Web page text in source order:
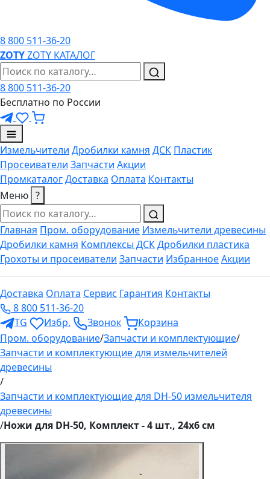
8 800 511-36-20
ZOTYZOTY КАТАЛОГ
8 800 511-36-20
Бесплатно по России
Измельчители Дробилки камня ДСК Пластик
Просеиватели Запчасти Акции
ПромкаталогДоставка Оплата Контакты
Меню ?
Главная Пром. оборудование Измельчители древесины
Дробилки камня Комплексы ДСКДробилки пластика
Грохоты и просеиватели Запчасти ИзбранноеАкции
Доставка Оплата Сервис Гарантия Контакты
8 800 511-36-20
TG
Избр. Звонок
Корзина
Пром. оборудование/Запчасти и комплектующие/
Запчасти и комплектующие для измельчителей
древесины
/
Запчасти и комплектующие для DH-50 измельчителя
древесины
/Ножи для DH-50, Комплект - 4 шт., 24х6 см